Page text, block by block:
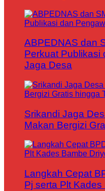
ABPEDNAS dan
Perkuat Publikasi
Jaga Desa
Srikandi Jaga
Makan Bergizi
Langkah Cepat
Pj serta Plt